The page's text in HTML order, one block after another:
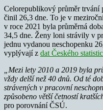
Celorepublikový průměr trvání
činil 26,3 dne. To je v
v roce 2021 byla průměrná
34,5 dne. Ženy loni strávily v
jednu vydanou neschopenku
vyplývají z dat Českého
„Mezi lety 2010 a 2019 byla
vždy delší než 40 dnů. Od té
strávených v pracovní
způsobeno větší četností
pro porovnání ČSÚ.